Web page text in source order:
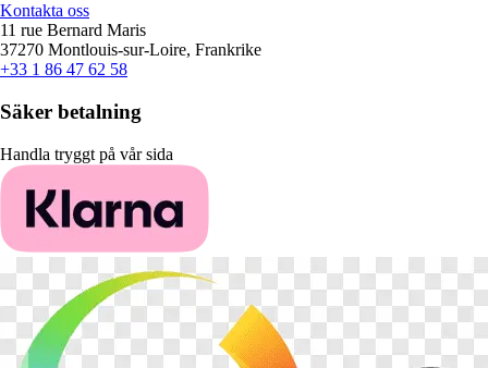
Kontakta oss
11 rue Bernard Maris
37270 Montlouis-sur-Loire, Frankrike
+33 1 86 47 62 58
Säker betalning
Handla tryggt på vår sida